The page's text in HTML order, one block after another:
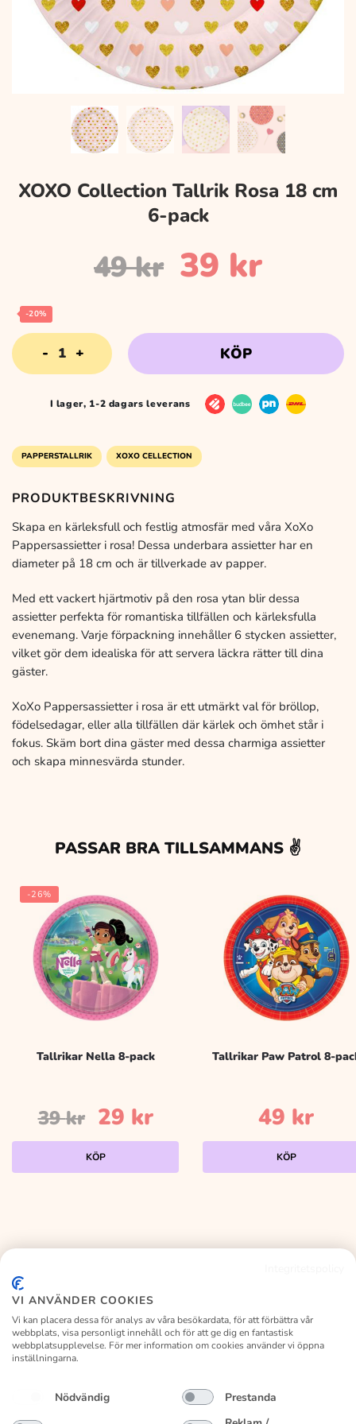
XOXO Collection Tallrik Rosa 18 cm
6-pack
49kr Det
priset
var:
49 kr.
39 krDet
priset
är:
-20%
Collection
Tallrik
Rosa
6-
mängd
KÖP
I lager, 1-2 dagars leverans
PAPPERSTALLRIK XOXO CELLECTION
PRODUKTBESKRIVNING
Skapa en kärleksfull och festlig atmosfär med våra XoXo
Pappersassietter i rosa! Dessa underbara assietter har en
diameter på 18 cm och är tillverkade av papper.
Med ett vackert hjärtmotiv på den rosa ytan blir dessa
assietter perfekta för romantiska tillfällen och kärleksfulla
evenemang. Varje förpackning innehåller 6 stycken assietter,
vilket gör dem idealiska för att servera läckra rätter till dina
gäster.
XoXo Pappersassietter i rosa är ett utmärkt val för bröllop,
födelsedagar, eller alla tillfällen där kärlek och ömhet står i
fokus. Skäm bort dina gäster med dessa charmiga assietter
och skapa minnesvärda stunder.
PASSAR BRA TILLSAMMANS ✌️
-26%
Tallrikar Nella 8-pack
39kr Det
ursprungliga
29 krDet
nuvarande
KÖP
Tallrikar Paw Patrol 8-
49 kr
KÖP
Om kalaslagret Byte/retur
VI ANVÄNDER COOKIES
Vi kan placera dessa för analys av våra besökardata, för att förbättra vår
webbplats, visa personligt innehåll och för att ge dig en fantastisk
webbplatsupplevelse. För mer information om cookies använder vi öppna
inställningarna.
Nödvändig Prestanda